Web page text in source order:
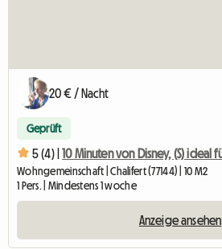
20 € / Nacht
Geprüft
5 (4) |
Wohngemeinschaft | Chalifert (77144) | 10 M2
1 Pers. | Mindestens 1 woche
Anzeige ansehen